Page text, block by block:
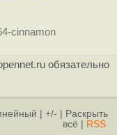
cinnamon
обязательно
+/-
Раскрыть
всё
RSS